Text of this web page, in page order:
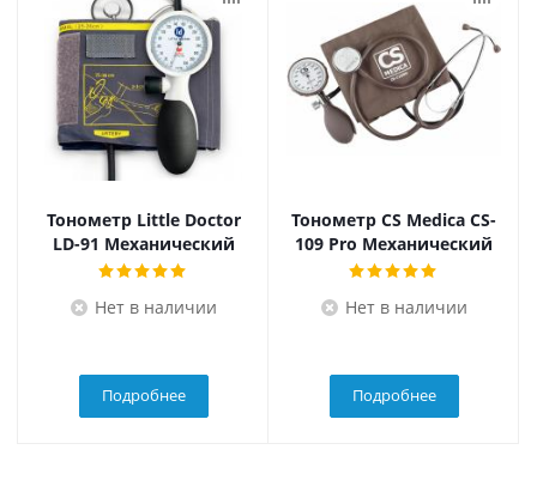
Тонометр Little Doctor
LD-91 Механический
Нет в наличии
Подробнее
Тонометр CS Medica CS-
109 Pro Механический
Нет в наличии
Подробнее